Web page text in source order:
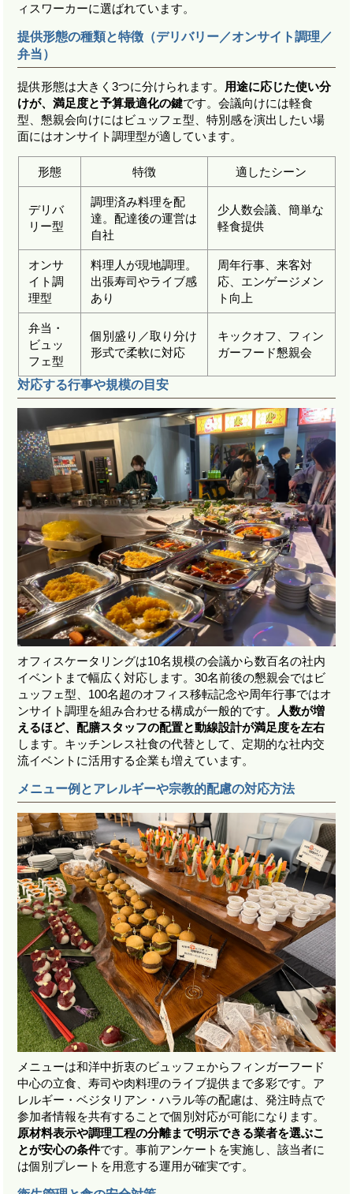
ィスワーカーに選ばれています。
提供形態の種類と特徴（デリバリー／オンサイト調理／
弁当）
提供形態は大きく3つに分けられます。
用途に応じた使い分
けが、満足度と予算最適化の鍵です。会議向けには軽食
型、懇親会向けにはビュッフェ型、特別感を演出したい場
面にはオンサイト調理型が適しています。
形態 特徴 適したシーン
デリバ
リー型
調理済み料理を配
達。配達後の運営は
自社
少人数会議、簡単な
軽食提供
オンサ
イト調
理型
料理人が現地調理。
出張寿司やライブ感
あり
周年行事、来客対
応、エンゲージメン
ト向上
弁当・
ビュッ
フェ型
個別盛り／取り分け
形式で柔軟に対応
キックオフ、フィン
ガーフード懇親会
対応する行事や規模の目安
オフィスケータリングは10名規模の会議から数百名の社内
イベントまで幅広く対応します。30名前後の懇親会ではビ
ュッフェ型、100名超のオフィス移転記念や周年行事ではオ
ンサイト調理を組み合わせる構成が一般的です。
人数が増
えるほど、配膳スタッフの配置と動線設計が満足度を左右
します。キッチンレス社食の代替として、定期的な社内交
流イベントに活用する企業も増えています。
メニュー例とアレルギーや宗教的配慮の対応方法
メニューは和洋中折衷のビュッフェからフィンガーフード
中心の立食、寿司や肉料理のライブ提供まで多彩です。ア
レルギー・ベジタリアン・ハラル等の配慮は、発注時点で
参加者情報を共有することで個別対応が可能になります。
原材料表示や調理工程の分離まで明示できる業者を選ぶこ
とが安心の条件です。事前アンケートを実施し、該当者に
は個別プレートを用意する運用が確実です。